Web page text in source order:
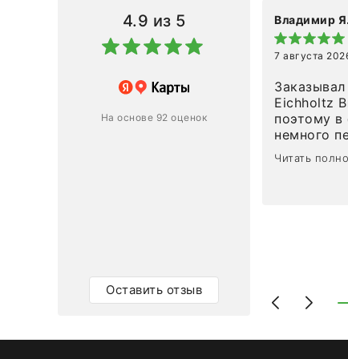
4.9 из 5
На основе 92 оценок
Оставить отзыв
Владимир Я.
7 августа
Eichholtz
поэтому
немного
привезли
время, без
Выглядит
раз -
Читать